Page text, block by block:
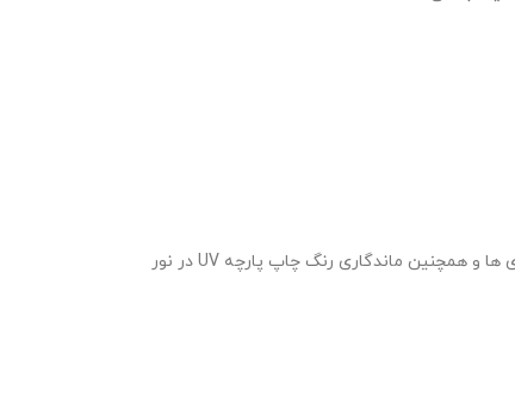
امکان استفاده به عنوان لایت باکس OUTDOOR با آب بندی و استفاده از صفحه پی وی سی و یا کامپوزیت به عنوان صفحه حامل اس ام دی ها و همچنین ماندگاری رنگ چاپ پارچه UV در نور